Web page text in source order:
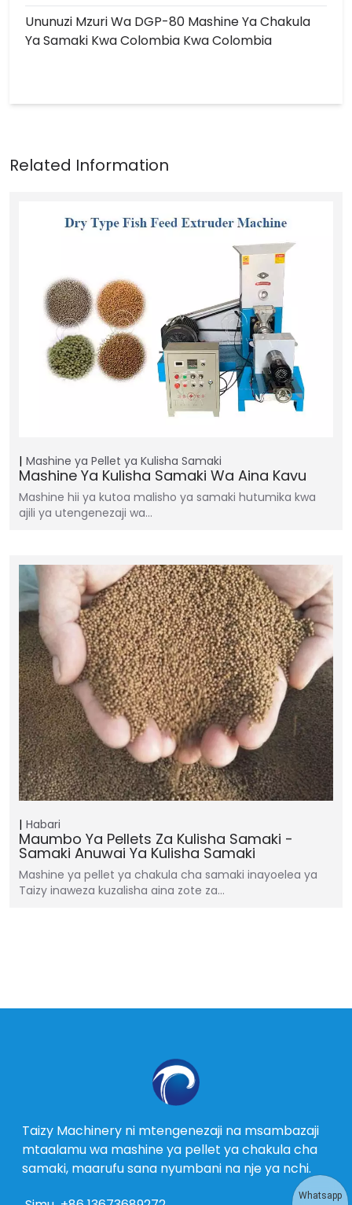
Ununuzi Mzuri Wa DGP-80 Mashine Ya Chakula
Ya Samaki Kwa Colombia Kwa Colombia
Mashine ya Pellet ya Kulisha Samaki
Mashine Ya Kulisha Samaki Wa Aina Kavu
Mashine hii ya kutoa malisho ya samaki hutumika kwa
ajili ya utengenezaji wa…
Habari
Maumbo Ya Pellets Za Kulisha Samaki -
Samaki Anuwai Ya Kulisha Samaki
Mashine ya pellet ya chakula cha samaki inayoelea ya
Taizy inaweza kuzalisha aina zote za…
Taizy Machinery ni mtengenezaji na msambazaji
mtaalamu wa mashine ya pellet ya chakula cha
samaki, maarufu sana nyumbani na nje ya nchi.
Whatsapp